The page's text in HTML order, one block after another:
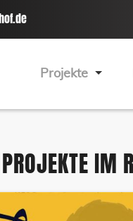
Projekte
PROJEKTE IM